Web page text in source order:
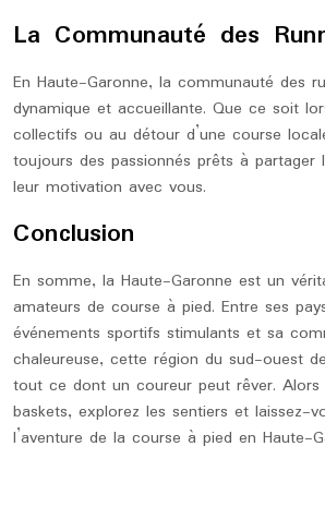
La Communauté des
En Haute-Garonne, la communauté des
dynamique et accueillante. Que ce soit
collectifs ou au détour d’une course
toujours des passionnés prêts à partager
leur motivation avec vous.
Conclusion
En somme, la Haute-Garonne est un
amateurs de course à pied. Entre ses
événements sportifs stimulants et sa
chaleureuse, cette région du sud-ouest
tout ce dont un coureur peut rêver. Alors
baskets, explorez les sentiers et laissez-
l’aventure de la course à pied en Haute-